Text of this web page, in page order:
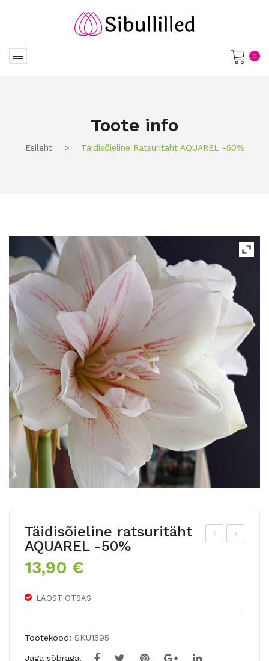
0
Toote info
Esileht > Täidisõieline Ratsuritäht AQUAREL -50%
rat
rat
Täidisõieline ratsuritäht
AQUAREL -50%
13,90 €
LAOST OTSAS
Tootekood: SKU1595
Jaga sõbraga!